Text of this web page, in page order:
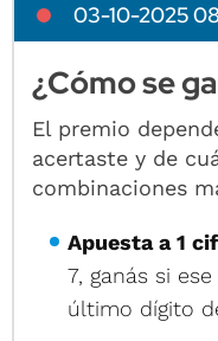
03-10-2025
¿Cómo se
El premio
acertaste y de
combinaciones
Apuesta a 1
7, ganás si
último dígito